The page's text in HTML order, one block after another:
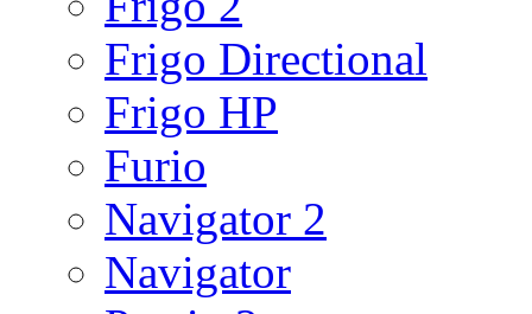
Frigo Directional
Frigo HP
Furio
Navigator 2
Navigator